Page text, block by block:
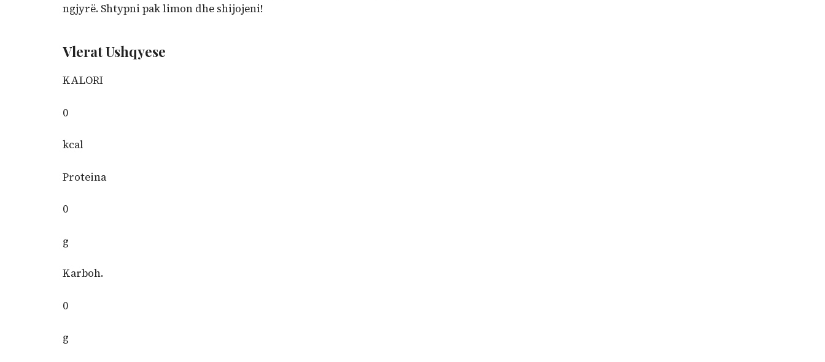
ngjyrë. Shtypni pak limon dhe shijojeni!
Vlerat Ushqyese
KALORI
0
kcal
Proteina
0
g
Karboh.
0
g